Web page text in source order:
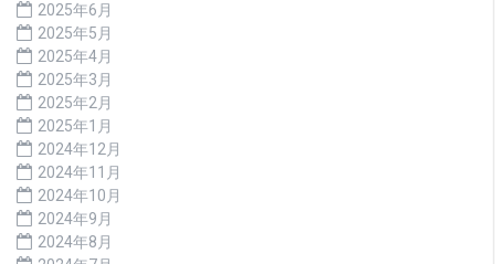
2025年6月
2025年5月
2025年4月
2025年3月
2025年2月
2025年1月
2024年12月
2024年11月
2024年10月
2024年9月
2024年8月